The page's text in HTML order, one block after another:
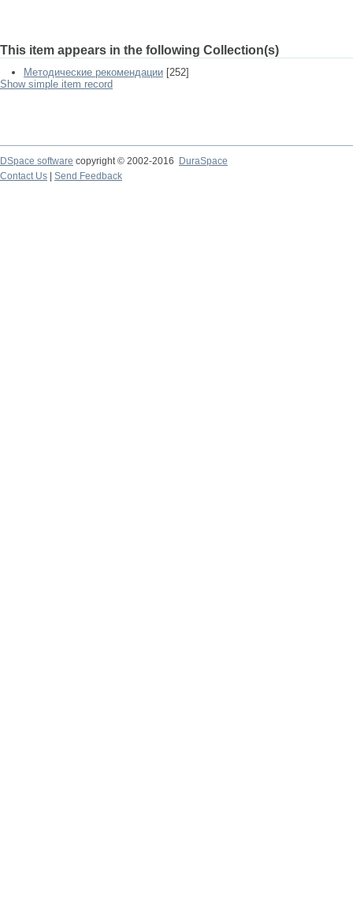
This item appears in the following Collection(s)
Методические рекомендации [252]
Show simple item record
DSpace software copyright © 2002-2016
DuraSpace
Contact Us
Send Feedback